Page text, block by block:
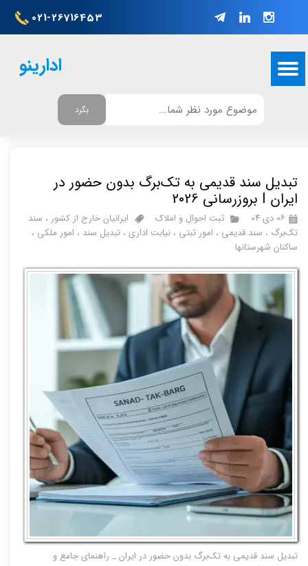
021-26716453
ادارینو
بگرد
تبدیل سند قدیمی به تک‌برگ بدون حضور در
ایران I بروزرسانی 2026
۰۶ دی ۰۴ ثبت احوال و املاک ایرانیان خارج از کشور ، سند
تک‌برگ ، سند قدیمی ، امور ثبتی ،نیابت اداری ،تبدیل سند ، امور ملکی ،
ساکنان شهرستانها
تبدیل سند قدیمی به تک‌برگ بدون حضور در ایران _ راهنمای جامع و